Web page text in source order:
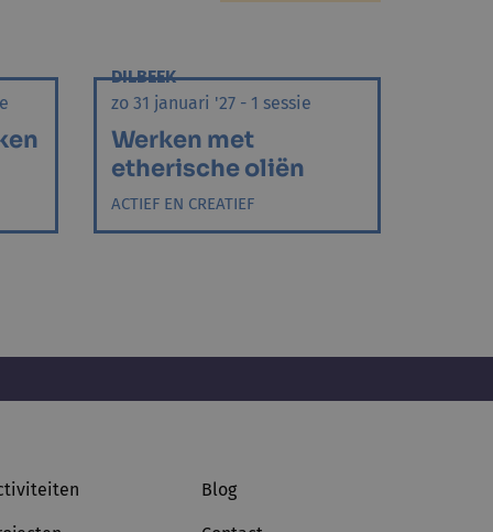
DILBEEK
zo 31 januari '27 - 1 sessie
Werken met
etherische oliën
ACTIEF EN CREATIEF
Blog